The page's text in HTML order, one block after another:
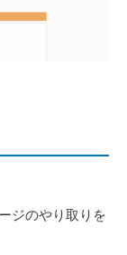
ジのやり取りを